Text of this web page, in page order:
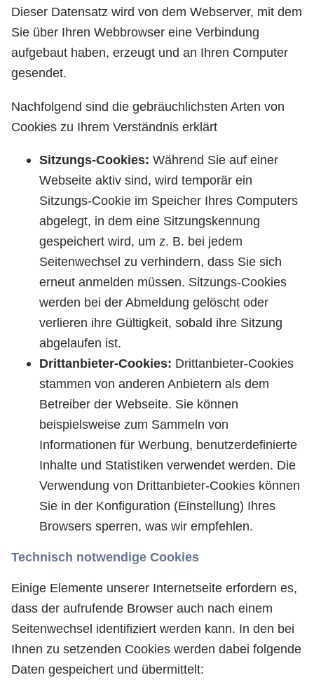
Dieser Datensatz wird von dem Webserver, mit dem
Sie über Ihren Webbrowser eine Verbindung
aufgebaut haben, erzeugt und an Ihren Computer
gesendet.
Nachfolgend sind die gebräuchlichsten Arten von
Cookies zu Ihrem Verständnis erklärt
Sitzungs-Cookies: Während Sie auf einer
Webseite aktiv sind, wird temporär ein
Sitzungs-Cookie im Speicher Ihres Computers
abgelegt, in dem eine Sitzungskennung
gespeichert wird, um z. B. bei jedem
Seitenwechsel zu verhindern, dass Sie sich
erneut anmelden müssen. Sitzungs-Cookies
werden bei der Abmeldung gelöscht oder
verlieren ihre Gültigkeit, sobald ihre Sitzung
abgelaufen ist.
Drittanbieter-Cookies: Drittanbieter-Cookies
stammen von anderen Anbietern als dem
Betreiber der Webseite. Sie können
beispielsweise zum Sammeln von
Informationen für Werbung, benutzerdefinierte
Inhalte und Statistiken verwendet werden. Die
Verwendung von Drittanbieter-Cookies können
Sie in der Konfiguration (Einstellung) Ihres
Browsers sperren, was wir empfehlen.
Technisch notwendige Cookies
Einige Elemente unserer Internetseite erfordern es,
dass der aufrufende Browser auch nach einem
Seitenwechsel identifiziert werden kann. In den bei
Ihnen zu setzenden Cookies werden dabei folgende
Daten gespeichert und übermittelt: